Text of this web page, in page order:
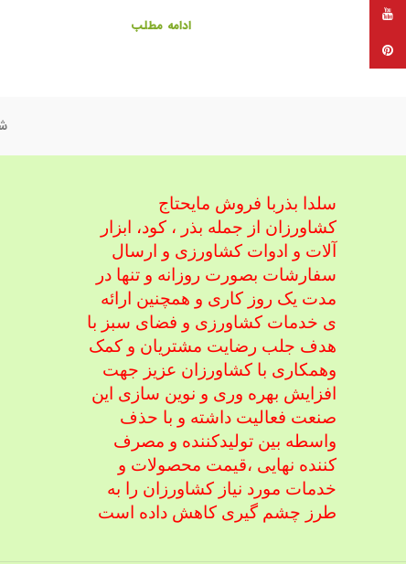
ادامه مطلب
سلدا بذربا فروش مایحتاج
کشاورزان از جمله بذر ، کود، ابزار
آلات و ادوات کشاورزی و ارسال
سفارشات بصورت روزانه و تنها در
مدت یک روز کاری و همچنین ارائه
ی خدمات کشاورزی و فضای سبز با
هدف جلب رضایت مشتریان و کمک
وهمکاری با کشاورزان عزیز جهت
افزایش بهره وری و نوین سازی این
صنعت فعالیت داشته و با حذف
واسطه بین تولیدکننده و مصرف
کننده نهایی ،قیمت محصولات و
خدمات مورد نیاز کشاورزان را به
طرز چشم گیری کاهش داده است